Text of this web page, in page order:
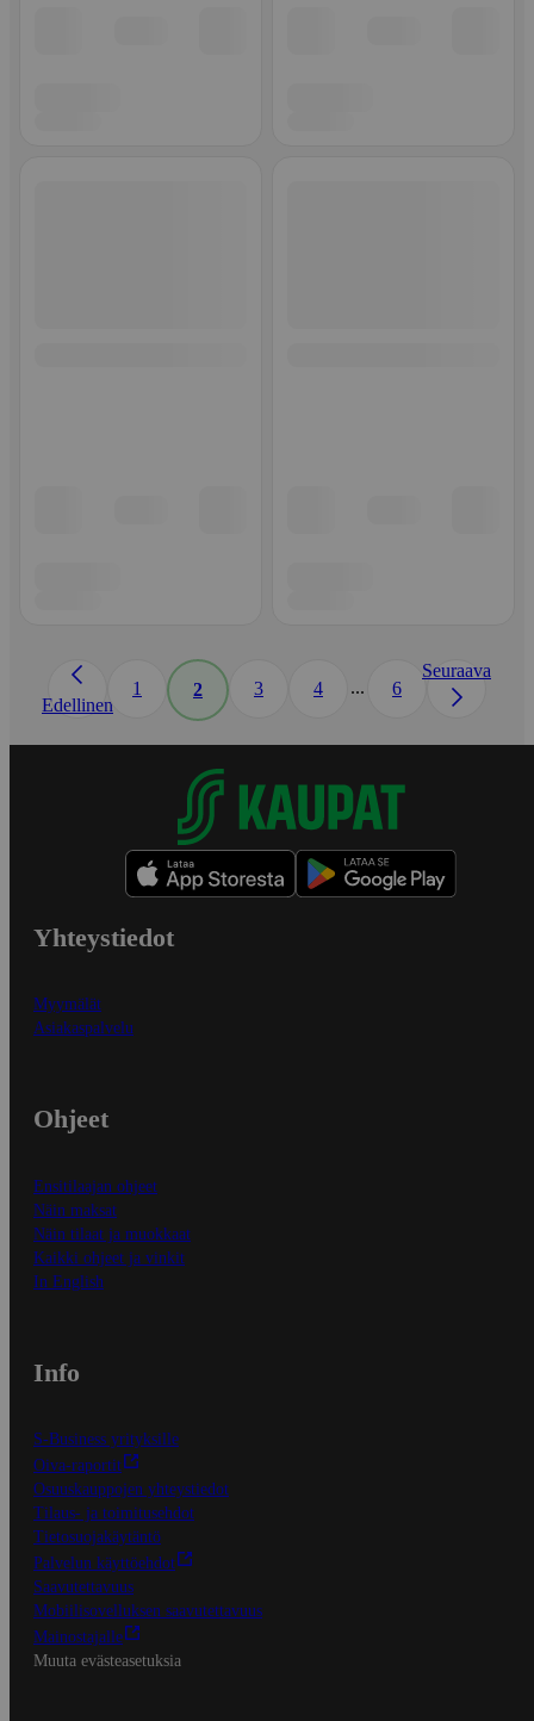
Edellinen
1 2 3 4 ... 6
Seuraava
Yhteystiedot
Myymälät
Asiakaspalvelu
Ohjeet
Ensitilaajan ohjeet
Näin maksat
Näin tilaat ja muokkaat
Kaikki ohjeet ja vinkit
In English
Info
S-Business yrityksille
Oiva-raportit
Osuuskauppojen yhteystiedot
Tilaus- ja toimitusehdot
Tietosuojakäytäntö
Palvelun käyttöehdot
Saavutettavuus
Mobiilisovelluksen saavutettavuus
Mainostajalle
Muuta evästeasetuksia